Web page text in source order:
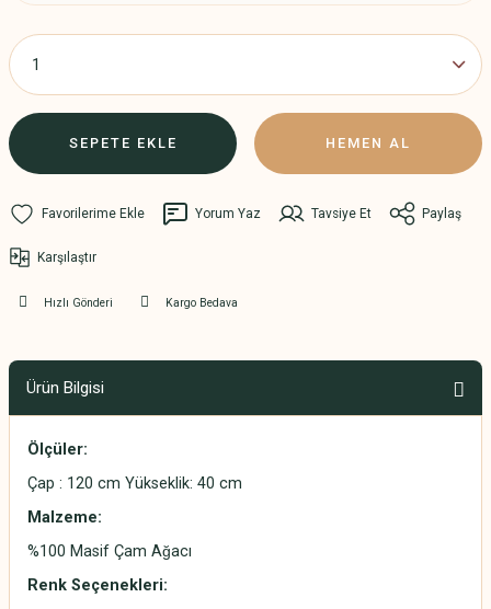
SEPETE EKLE HEMEN AL
Yorum Yaz Tavsiye Et Paylaş
Karşılaştır
Hızlı Gönderi Kargo Bedava
Ürün Bilgisi
Ölçüler:
Çap : 120 cm Yükseklik: 40 cm
Malzeme:
%100 Masif Çam Ağacı
Renk Seçenekleri: